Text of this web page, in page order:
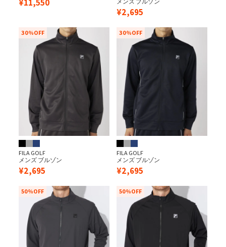
¥11,550
¥2,695
FILA GOLF
メンズ ブルゾン
30%OFF
¥2,695
FILA GOLF
メンズ ブルゾン
30%OFF
¥2,695
50%OFF 50%OFF